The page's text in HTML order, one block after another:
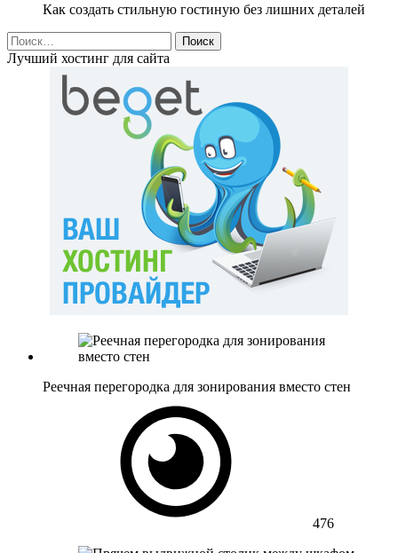
Как создать стильную гостиную без лишних деталей
Найти:
Лучший хостинг для сайта
Реечная перегородка для зонирования вместо стен
476